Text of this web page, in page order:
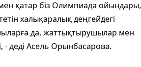
қатар біз Олимпиада ойындары,
халықаралық деңгейдегі
да, жаттықтырушылар мен
- деді Асель Орынбасарова.